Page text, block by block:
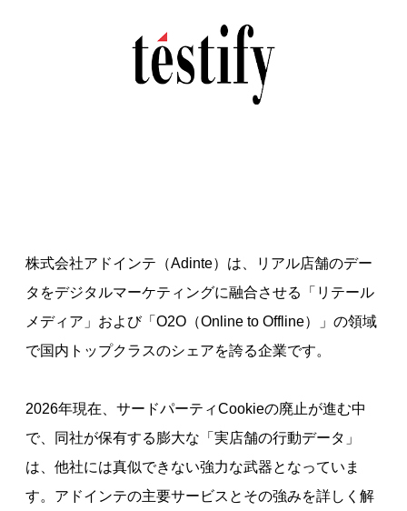
株式会社アドインテ（Adinte）は、リアル店舗のデー
タをデジタルマーケティングに融合させる「リテール
メディア」および「O2O（Online to Offline）」の領域
で国内トップクラスのシェアを誇る企業です。
2026年現在、サードパーティCookieの廃止が進む中
で、同社が保有する膨大な「実店舗の行動データ」
は、他社には真似できない強力な武器となっていま
す。アドインテの主要サービスとその強みを詳しく解